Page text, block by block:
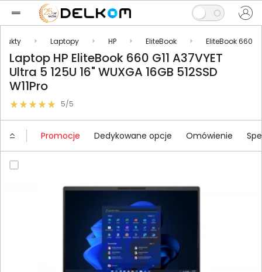
Laptopy HP EliteBook EliteBook 660
Laptop HP EliteBook 660 G11 A37VYET
Ultra 5 125U 16" WUXGA 16GB 512SSD
W11Pro
5/5
Promocje Dedykowane opcje Omówienie